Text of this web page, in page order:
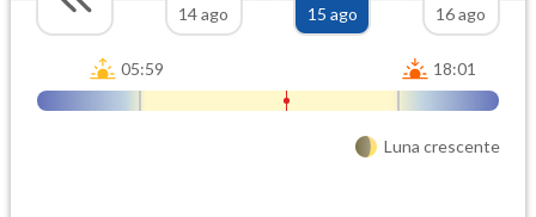
14 ago
15 ago
16 ago
05:59 18:01
Luna crescente